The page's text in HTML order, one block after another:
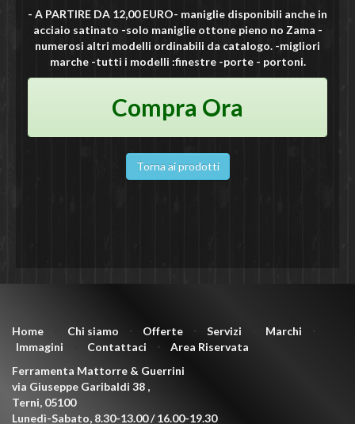
- A PARTIRE DA 12,00 EURO- maniglie disponibili anche in
acciaio satinato -solo maniglie ottone pieno no Zama -
numerosi altri modelli ordinabili da catalogo. -migliori
marche -tutti i modelli :finestre -porte - portoni.
Compra Ora
Torna ai prodotti
Home Chi siamo ⋅ Offerte ⋅ Servizi Marchi
Immagini
Contattaci ⋅
Area Riservata
Ferramenta Mattorre & Guerrini
via Giuseppe Garibaldi 38 ,
Terni, 05100
Lunedì-Sabato, 8.30-13.00 / 16.00-19.30